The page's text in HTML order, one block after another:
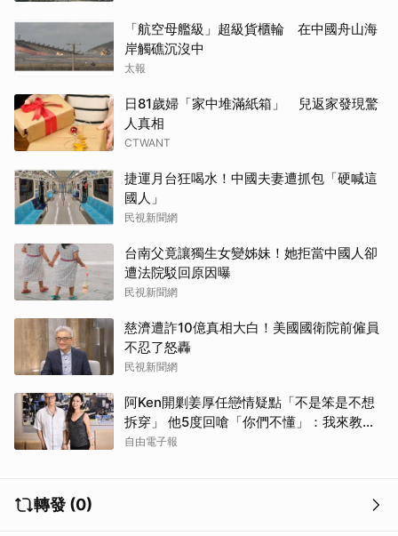
「航空母艦級」超級貨櫃輪 在中國舟山海
岸觸礁沉沒中
太報
日81歲婦「家中堆滿紙箱」 兒返家發現驚
人真相
CTWANT
捷運月台狂喝水！中國夫妻遭抓包「硬喊這
國人」
民視新聞網
台南父竟讓獨生女變姊妹！她拒當中國人卻
遭法院駁回原因曝
民視新聞網
慈濟遭詐10億真相大白！美國國衛院前僱員
不忍了怒轟
民視新聞網
阿Ken開剿姜厚任戀情疑點「不是笨是不想
拆穿」 他5度回嗆「你們不懂」：我來教育
你們
自由電子報
轉發 (0)